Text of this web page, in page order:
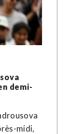
demi-
midi,